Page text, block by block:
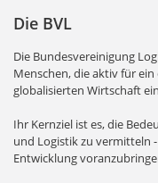
Die BVL
Die Bundesvereinigung
Menschen, die aktiv für
globalisierten Wirtschaft
Ihr Kernziel ist es, die
und Logistik zu vermitteln
Entwicklung